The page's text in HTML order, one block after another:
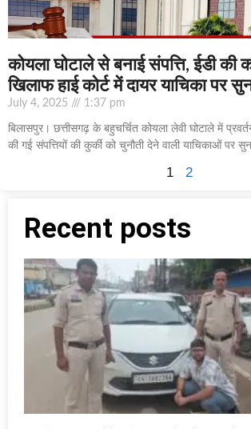
कोयला घोटाले से बनाई संपत्ति, ईडी की
खिलाफ हाई कोर्ट में दायर याचिका पर
July 4, 2025 1:37 pm
बिलासपुर। छत्तीसगढ़ के बहुचर्चित कोयला लेवी घोटाले में
की गई संपत्तियों की कुर्की को चुनौती देने वाली याचिकाओं पर
1 2
Recent posts